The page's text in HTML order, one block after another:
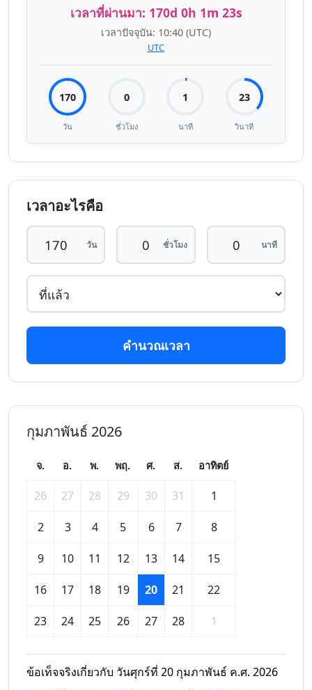
เวลาที่ผ่านมา: 170d 0h 1m 23s
เวลาปัจจุบัน: 10:40 (UTC)
UTC
170
วัน
0
ชั่วโมง
1
นาที
23
วินาที
เวลาอะไรคือ
วัน ชั่วโมง นาที
คำนวณเวลา
กุมภาพันธ์ 2026
จ. อ. พ. พฤ. ศ. ส. อาทิตย์
26 27 28 29 30 31 1
2 3 4 5 6 7 8
9 10 11 12 13 14 15
16 17 18 19 20 21 22
23 24 25 26 27 28 1
ข้อเท็จจริงเกี่ยวกับ วันศุกร์ที่ 20 กุมภาพันธ์ ค.ศ. 2026